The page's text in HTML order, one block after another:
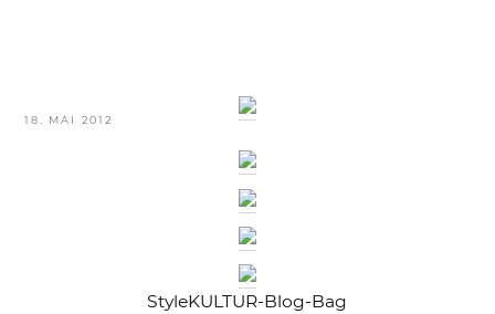
VERÖFFENTLICHT
18. MAI 2012
StyleKULTUR-Blog-Bag